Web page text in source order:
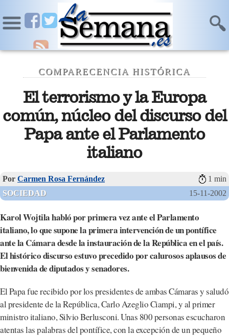
COMPARECENCIA HISTÓRICA
El terrorismo y la Europa
común, núcleo del discurso del
Papa ante el Parlamento
italiano
Por Carmen Rosa Fernández
1 min
SOCIEDAD
15-11-2002
Karol Wojtila habló por primera vez ante el Parlamento
italiano, lo que supone la primera intervención de un pontífice
ante la Cámara desde la instauración de la República en el país.
El histórico discurso estuvo precedido por calurosos aplausos de
bienvenida de diputados y senadores.
El Papa fue recibido por los presidentes de ambas Cámaras y saludó
al presidente de la República, Carlo Azeglio Ciampi, y al primer
ministro italiano, Silvio Berlusconi. Unas 800 personas escucharon
atentas las palabras del pontífice, con la excepción de un pequeño